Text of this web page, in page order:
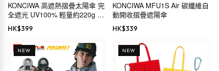
KONCIWA 高遮熱摺疊太陽傘 完
全遮光 UV100% 輕量約220g 形
狀記憶 5秒收納 自動開關 晴雨兩
用
HK$399
KONCIWA MFU1S Air 碳纖維自
動開收摺疊遮陽傘
HK$339
NEW NEW